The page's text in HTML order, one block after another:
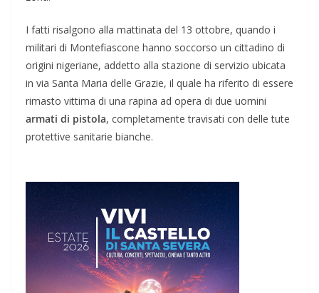
I fatti risalgono alla mattinata del 13 ottobre, quando i
militari di Montefiascone hanno soccorso un cittadino di
origini nigeriane, addetto alla stazione di servizio ubicata
in via Santa Maria delle Grazie, il quale ha riferito di essere
rimasto vittima di una rapina ad opera di due uomini
armati di pistola, completamente travisati con delle tute
protettive sanitarie bianche.